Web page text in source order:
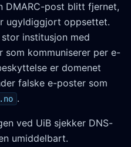
DMARC-post blitt fjernet,
ugyldiggjort oppsettet.
institusjon med
som kommuniserer per e-
er domenet
falske e-poster som
.
ved UiB sjekker DNS-
umiddelbart.